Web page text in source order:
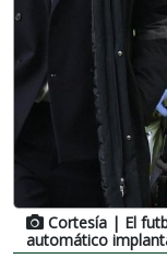
Cortesía | El
automático